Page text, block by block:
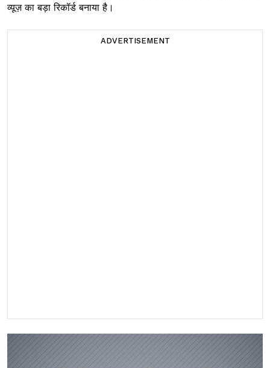
व्यूज़ का बड़ा रिकॉर्ड बनाया है।
ADVERTISEMENT